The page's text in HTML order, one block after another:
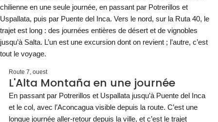
chilienne en une seule journée, en passant par Potrerillos et
Uspallata, puis par Puente del Inca. Vers le nord, sur la Ruta 40, le
trajet est long : des journées entières de désert et de vignobles
jusqu’à Salta. L’un est une excursion dont on revient ; l’autre, c’est
tout le voyage.
Route 7, ouest
L'Alta Montaña en une journée
En passant par Potrerillos et Uspallata jusqu’à Puente del Inca
et le col, avec l’Aconcagua visible depuis la route. C’est une
longue journée aller-retour depuis la ville, et c’est le trajet